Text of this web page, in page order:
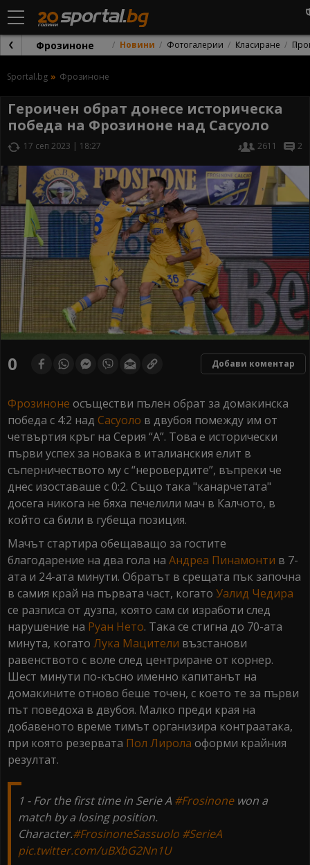
Фрозиноне Новини Фотогалерии Класиране
Sportal.bg Фрозиноне
Героичен обрат донесе историческа
победа на Фрозиноне над Сасуоло
17 сеп 2023 | 18:27 2611 2
0 Добави коментар
Фрозиноне осъществи пълен обрат за домакинска
победа с 4:2 над Сасуоло в двубоя помежду им от
четвъртия кръг на Серия “А”. Това е исторически
първи успех за новака в италианския елит в
съперничеството му с “неровердите”, въпреки че
днес изоставаше с 0:2. Също така "канарчетата"
досега никога не бяха печелили мач в Калчото, в
който са били в губеща позиция.
Мачът стартира обещаващо за гостите
благодарение на два гола на Андреа Пинамонти в 7-
ата и 24-ата минути. Обратът в срещата пък започна
в самия край на първата част, когато Уалид Чедира
се разписа от дузпа, която сам си изработи след
нарушение на Руан Нето. Така се стигна до 70-ата
минута, когато Лука Мацители възстанови
равенството с воле след центриране от корнер.
Шест минути по-късно именно капитанът на
домакините отново беше точен, с което те за първи
път поведоха в двубоя. Малко преди края на
добавеното време тимът организира контраатака,
при която резервата Пол Лирола оформи крайния
резултат.
1 - For the first time in Serie A #Frosinonewon a
match by a losing position.
Character.#FrosinoneSassuolo #SerieA
pic.twitter.com/uBXbG2Nn1U